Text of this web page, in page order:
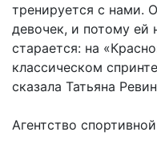
тренируется с нами.
девочек, и потому ей
старается: на
классическом
сказала Татьяна
Агентство